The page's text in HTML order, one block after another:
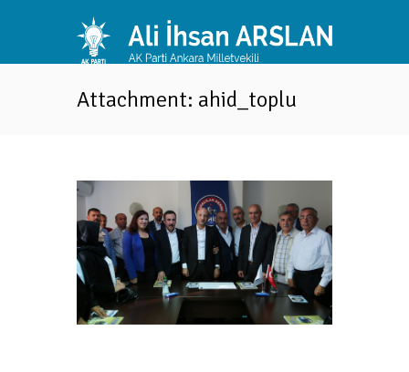
Attachment: ahid_toplu